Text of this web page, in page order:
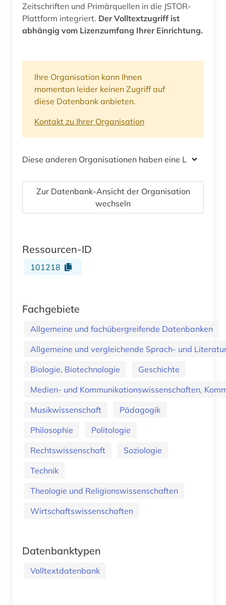
Zeitschriften und Primärquellen in die JSTOR-
Plattform integriert. Der Volltextzugriff ist
abhängig vom Lizenzumfang Ihrer Einrichtung.
Ihre Organisation kann Ihnen
momentan leider keinen Zugriff auf
diese Datenbank anbieten.
Kontakt zu Ihrer Organisation
Diese anderen Organisationen haben eine Lizenz
Zur Datenbank-Ansicht der Organisation
wechseln
Ressourcen-ID
101218
Fachgebiete
Allgemeine und fachübergreifende Datenbanken
Allgemeine und vergleichende Sprach- und
Biologie, Biotechnologie
Geschichte
Medien- und Kommunikationswissenschaften,
Musikwissenschaft
Pädagogik
Philosophie
Politologie
Rechtswissenschaft
Soziologie
Technik
Theologie und Religionswissenschaften
Wirtschaftswissenschaften
Datenbanktypen
Volltextdatenbank